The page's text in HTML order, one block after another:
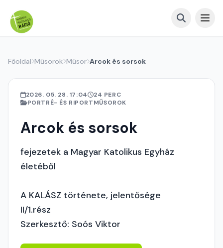
Főoldal Műsorok Műsor Arcok és sorsok
2026. 05. 28. 17:04
24 PERC
PORTRÉ- ÉS RIPORTMŰSOROK
Arcok és sorsok
fejezetek a Magyar Katolikus Egyház
életéből
A KALÁSZ története, jelentősége
II/1.rész
Szerkesztő: Soós Viktor